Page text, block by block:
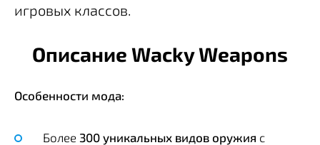
игровых классов.
Описание Wacky Weapons
Особенности мода:
Более 300 уникальных видов оружия с